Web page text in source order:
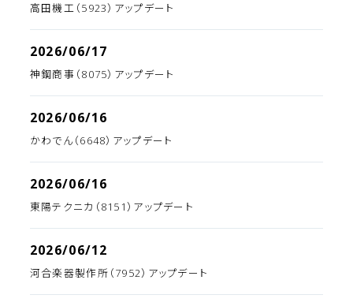
高田機工（5923）アップデート
2026/06/17
神鋼商事（8075）アップデート
2026/06/16
かわでん（6648）アップデート
2026/06/16
東陽テクニカ（8151）アップデート
2026/06/12
河合楽器製作所（7952）アップデート